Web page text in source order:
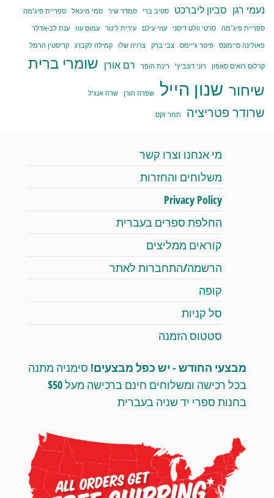
נעמי רגן סביון ליברכט סטיב ברי סמדר שיר סמי מיכאל
ספריית פיג'מה
ספריית פיג׳מה
סרטי וולט דיסני עוזי עילם עירית לינור עמוס עוז
ענת לב-אדלר
פאולינה סיימונס
פיטר ג'יימס צבי ברק צרויה שלו קמילה לקברג קריסטין הרמל
קרלוס רואיס סאפון רוני דונביץ' רינת הופר רם אורן שומרי ברית
שיחור שנון הייל שפרה הורן שרה אנג'ל
שרודר פטריציה תמר זקס
מי אנחנו וצרו קשר
משלוחים והחזרות
Privacy Policy
החלפת ספרים בעברית
קוראים ממליצים
הרשמה/התחברות לאתר
קופה
סל קניות
סטטוס הזמנה
מבצעי החודש - יש כפל מבצעים! סימניה מתנה
בכל רכישה ומשלוחים חינם ברכישה מעל $50
בחנות ספרי יד שניה בעברית